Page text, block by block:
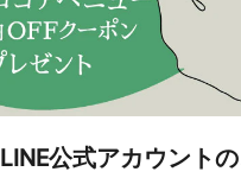
LINE公式アカウント